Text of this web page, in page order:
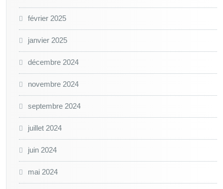
février 2025
janvier 2025
décembre 2024
novembre 2024
septembre 2024
juillet 2024
juin 2024
mai 2024